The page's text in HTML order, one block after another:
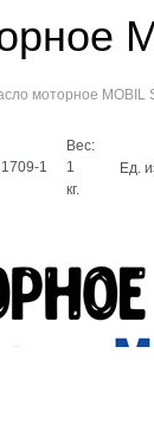
моторное MOBIL
1709-1
Вес:
1
кг.
Ед.